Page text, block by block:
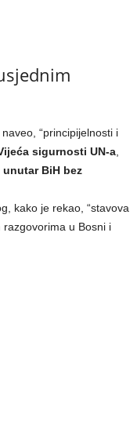
“principijelnosti i
sigurnosti UN-a
BiH bez
kako je rekao, “stavova
u Bosni i